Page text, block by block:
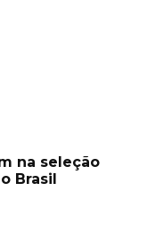
na seleção
Brasil